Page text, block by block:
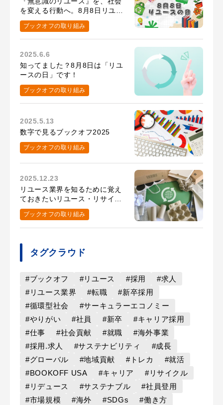
を変える行動へ。8月8日リユー
スの日の取り組み
ブックオフの取り組み
2025.6.6
知ってました？8月8日は「リユ
ースの日」です！
ブックオフの取り組み
2025.5.13
数字で見るブックオフ2025
ブックオフの取り組み
2025.12.23
リユース業界を知るために覚え
ておきたいリユース・リサイク
ルの専門用語集
ブックオフの取り組み
タグクラウド
#ブックオフ #リユース #採用
#求人
#リユース業界
#転職
#新卒採用
#循環型社会
#サーキュラーエコノミー
#やりがい
#社員 #新卒
#キャリア採用
#仕事
#社会貢献 #就職
#海外事業
#採用.求人
#サステナビリティ
#成長
#グローバル
#地域貢献 #トレカ
#就活
#BOOKOFF USA
#キャリア
#リサイクル
#リデュース
#サステナブル
#社員登用
#市場規模
#海外 #SDGs
#働き方